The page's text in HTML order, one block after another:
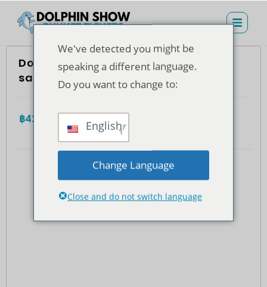
Dolphins Bay Phuket – Vé ghế hạng
sang (dành cho công dân Thái Lan)
฿425.00
We've detected you might be
speaking a different language.
Do you want to change to:
English
Change Language
Close and do not switch language